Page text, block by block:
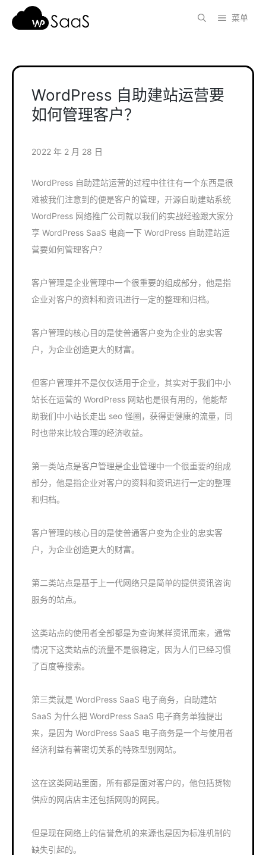
菜单
WordPress 自助建站运营要
如何管理客户？
2022 年 2 月 28 日
WordPress 自助建站运营的过程中往往有一个东西是很
难被我们注意到的便是客户的管理，开源自助建站系统
WordPress 网络推广公司就以我们的实战经验跟大家分
享 WordPress SaaS 电商一下 WordPress 自助建站运
营要如何管理客户？
客户管理是企业管理中一个很重要的组成部分，他是指
企业对客户的资料和资讯进行一定的整理和归档。
客户管理的核心目的是使普通客户变为企业的忠实客
户，为企业创造更大的财富。
但客户管理并不是仅仅适用于企业，其实对于我们中小
站长在运营的 WordPress 网站也是很有用的，他能帮
助我们中小站长走出 seo 怪圈，获得更健康的流量，同
时也带来比较合理的经济收益。
第一类站点是客户管理是企业管理中一个很重要的组成
部分，他是指企业对客户的资料和资讯进行一定的整理
和归档。
客户管理的核心目的是使普通客户变为企业的忠实客
户，为企业创造更大的财富。
第二类站点是基于上一代网络只是简单的提供资讯咨询
服务的站点。
这类站点的使用者全部都是为查询某样资讯而来，通常
情况下这类站点的流量不是很稳定，因为人们已经习惯
了百度等搜索。
第三类就是 WordPress SaaS 电子商务，自助建站
SaaS 为什么把 WordPress SaaS 电子商务单独提出
来，是因为 WordPress SaaS 电子商务是一个与使用者
经济利益有著密切关系的特殊型别网站。
这在这类网站里面，所有都是面对客户的，他包括货物
供应的网店店主还包括网购的网民。
但是现在网络上的信誉危机的来源也是因为标准机制的
缺失引起的。